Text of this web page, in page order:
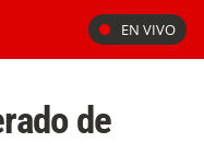
EN VIVO
de